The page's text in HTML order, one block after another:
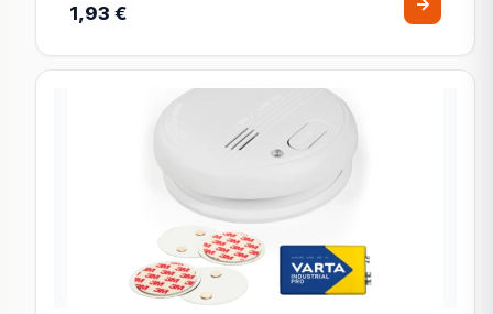
1,93 €